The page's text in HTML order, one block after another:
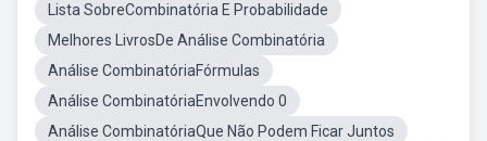
Lista SobreCombinatória E Probabilidade
Melhores LivrosDe Análise Combinatória
Análise CombinatóriaFórmulas
Análise CombinatóriaEnvolvendo 0
Análise CombinatóriaQue Não Podem Ficar Juntos